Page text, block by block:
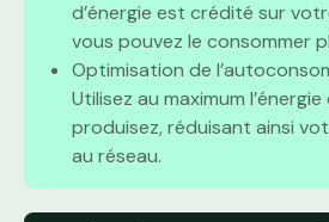
d’énergie est crédité sur
vous pouvez le consommer
Optimisation de
Utilisez au maximum
produisez, réduisant ainsi
au réseau.